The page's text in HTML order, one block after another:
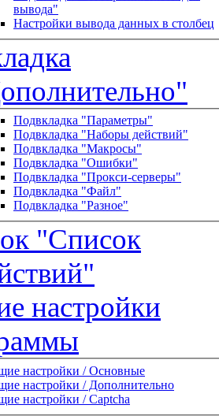
вывода"
Настройки вывода данных в столбец
Подвкладка "Параметры"
Подвкладка "Наборы действий"
Подвкладка "Макросы"
Подвкладка "Ошибки"
Подвкладка "Прокси-серверы"
Подвкладка "Файл"
Подвкладка "Разное"
"Список
настройки
настройки / Основные
настройки / Дополнительно
настройки / Captcha